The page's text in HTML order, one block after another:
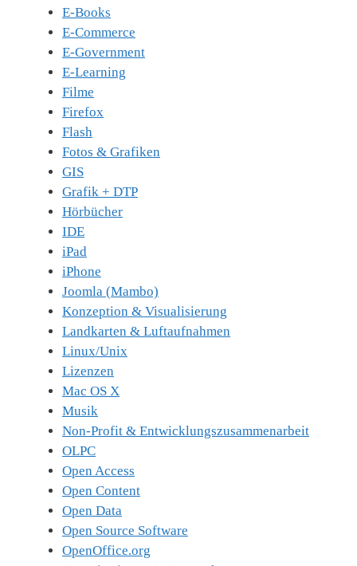
E-Books
E-Commerce
E-Government
E-Learning
Filme
Firefox
Flash
Fotos & Grafiken
GIS
Grafik + DTP
Hörbücher
IDE
iPad
iPhone
Joomla (Mambo)
Konzeption & Visualisierung
Landkarten & Luftaufnahmen
Linux/Unix
Lizenzen
Mac OS X
Musik
Non-Profit & Entwicklungszusammenarbeit
OLPC
Open Access
Open Content
Open Data
Open Source Software
OpenOffice.org